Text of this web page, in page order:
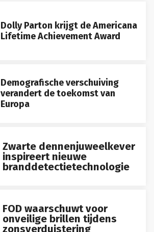
Dolly Parton krijgt de Americana
Lifetime Achievement Award
Demografische verschuiving
verandert de toekomst van
Europa
Zwarte dennenjuweelkever
inspireert nieuwe
branddetectietechnologie
FOD waarschuwt voor
onveilige brillen tijdens
zonsverduistering